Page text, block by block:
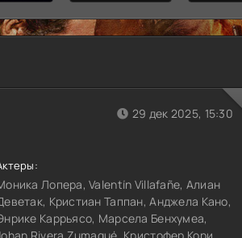
29 дек 2025, 15:30
Лопера, Valentín Villafañe, Алиан
Кристиан Таппан, Анджела Кано,
Каррьясо, Марсела Бенхумеа,